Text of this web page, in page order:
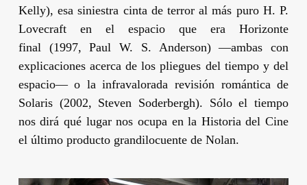
Kelly), esa siniestra cinta de terror al más puro H. P.
Lovecraft
en el espacio que eraHorizonte
final(1997,Paul W. S. Anderson) —ambas con
explicaciones acerca de los pliegues del tiempo y del
espacio— o la infravalorada revisión romántica de
Solaris(2002, Steven Soderbergh). Sólo el tiempo
nos dirá qué lugar nos ocupa en la Historia del Cine
el último producto grandilocuente de Nolan.